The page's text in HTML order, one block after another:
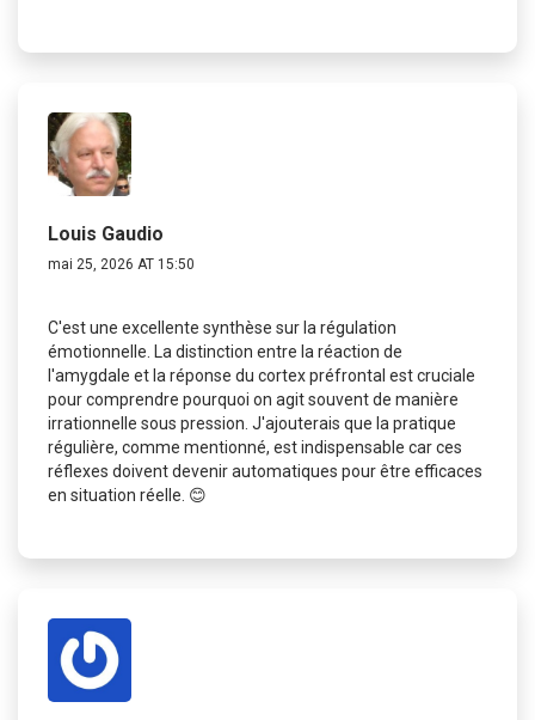
Louis Gaudio
mai 25, 2026 AT 15:50
C'est une excellente synthèse sur la régulation
émotionnelle. La distinction entre la réaction de
l'amygdale et la réponse du cortex préfrontal est cruciale
pour comprendre pourquoi on agit souvent de manière
irrationnelle sous pression. J'ajouterais que la pratique
régulière, comme mentionné, est indispensable car ces
réflexes doivent devenir automatiques pour être efficaces
en situation réelle. 😊